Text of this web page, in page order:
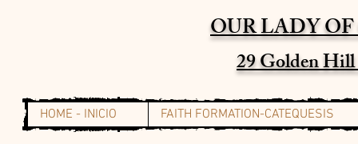
OUR LADY
29 Golden
HOME - INICIO FAITH FORMATION-CATEQUESIS